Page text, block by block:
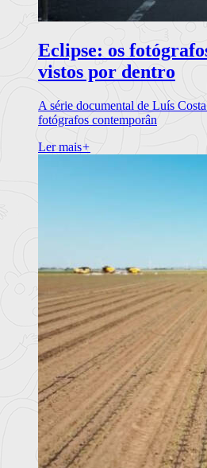
Eclipse: os
vistos por dentro
A série documental de Luís
fotógrafos contemporân
Ler mais+